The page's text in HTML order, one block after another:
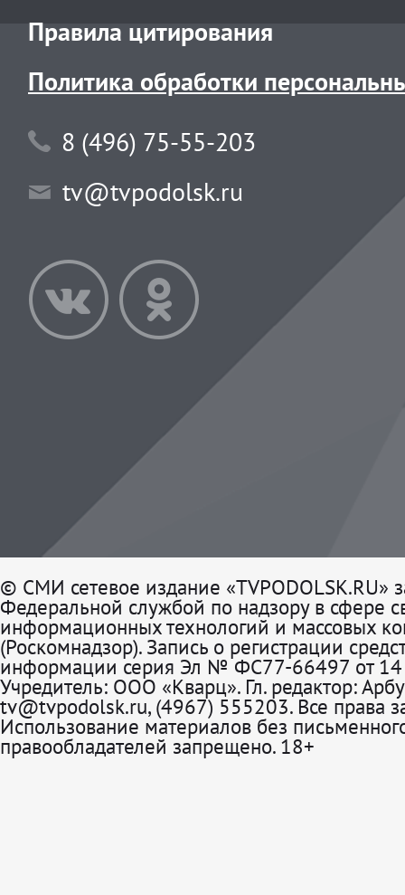
Правила цитирования
Политика обработки
8 (496) 75-55-203
tv@tvpodolsk.ru
© СМИ сетевое издание «TVPODOLSK.RU»
Федеральной службой по надзору в сфере
информационных технологий и массовых
(Роскомнадзор). Запись о регистрации
информации серия Эл № ФС77-66497 от 14
Учредитель: ООО «Кварц». Гл. редактор:
tv@tvpodolsk.ru, (4967) 555203. Все права
Использование материалов без
правообладателей запрещено. 18+